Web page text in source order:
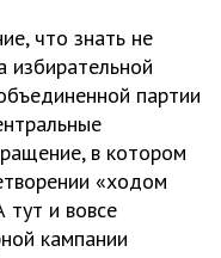
что знать не
избирательной
партии
в котором
«ходом
тут и вовсе
кампании